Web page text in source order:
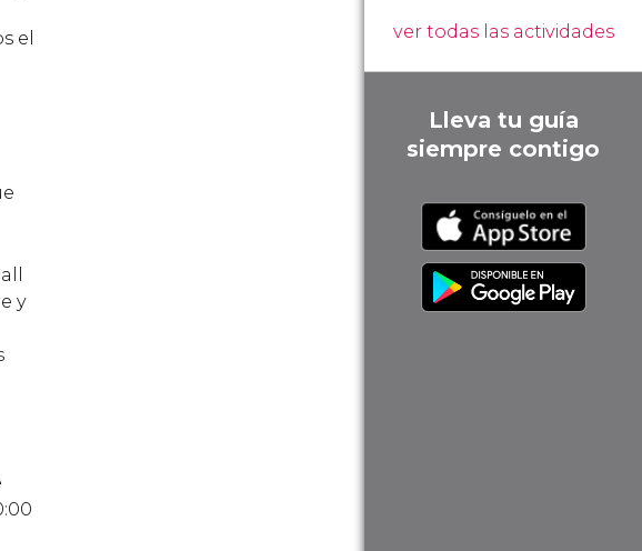
el
y
ver todas las actividades
Lleva tu guía
siempre contigo